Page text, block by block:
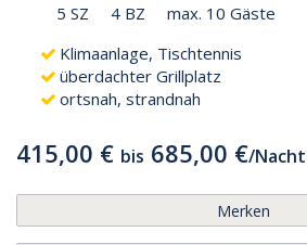
5 SZ 4 BZ
max. 10 Gäste
Klimaanlage, Tischtennis
überdachter Grillplatz
ortsnah, strandnah
415,00 € bis 685,00 €/Nacht
Merken